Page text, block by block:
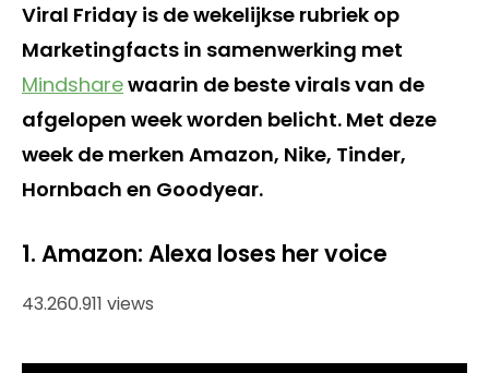
Viral Friday is de wekelijkse rubriek op
Marketingfacts in samenwerking met
Mindsharewaarin de beste virals van de
afgelopen week worden belicht. Met deze
week de merken Amazon, Nike, Tinder,
Hornbach en Goodyear.
1. Amazon: Alexa loses her voice
43.260.911 views